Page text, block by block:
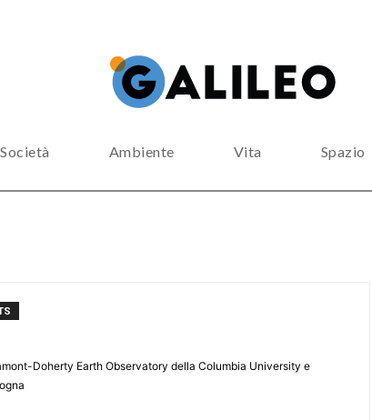
Società Ambiente Vita Spazio
Doherty Earth Observatory della Columbia University e